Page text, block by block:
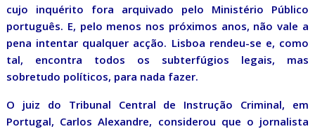
cujo inquérito fora arquivado pelo Ministério Público
português. E, pelo menos nos próximos anos, não vale a
pena intentar qualquer acção. Lisboa rendeu-se e, como
tal, encontra todos os subterfúgios legais, mas
sobretudo políticos, para nada fazer.
O juiz do Tribunal Central de Instrução Criminal, em
Portugal, Carlos Alexandre, considerou que o jornalista